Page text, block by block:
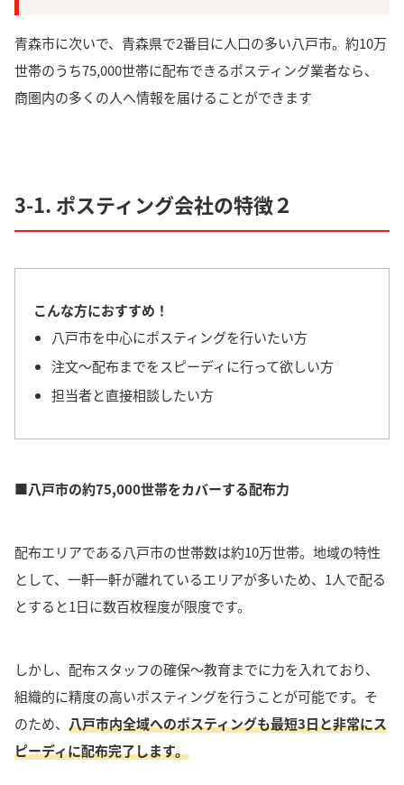
青森市に次いで、青森県で2番目に人口の多い八戸市。 約10万
世帯のうち75,000世帯に配布できるポスティング業者なら、
商圏内の多くの人へ情報を届けることができます
3-1. ポスティング会社の特徴２
こんな方におすすめ！
八戸市を中心にポスティングを行いたい方
注文〜配布までをスピーディに行って欲しい方
担当者と直接相談したい方
■八戸市の約75,000世帯をカバーする配布力
配布エリアである八戸市の世帯数は約10万世帯。 地域の特性
として、一軒一軒が離れているエリアが多いため、1人で配る
とすると1日に数百枚程度が限度です。
しかし、配布スタッフの確保〜教育までに力を入れており、
組織的に精度の高いポスティングを行うことが可能です。 そ
のため、 八戸市内全域へのポスティングも最短3日と非常にス
ピーディに配布完了します。